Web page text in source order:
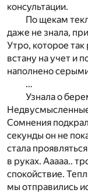
консультации.
По щекам
даже не знала,
Утро, которое так
встану на учет и
наполнено
…
Узнала о
Сомнения
секунды он не
стала
в руках. Ааааа..
спокойствие.
мы отправились